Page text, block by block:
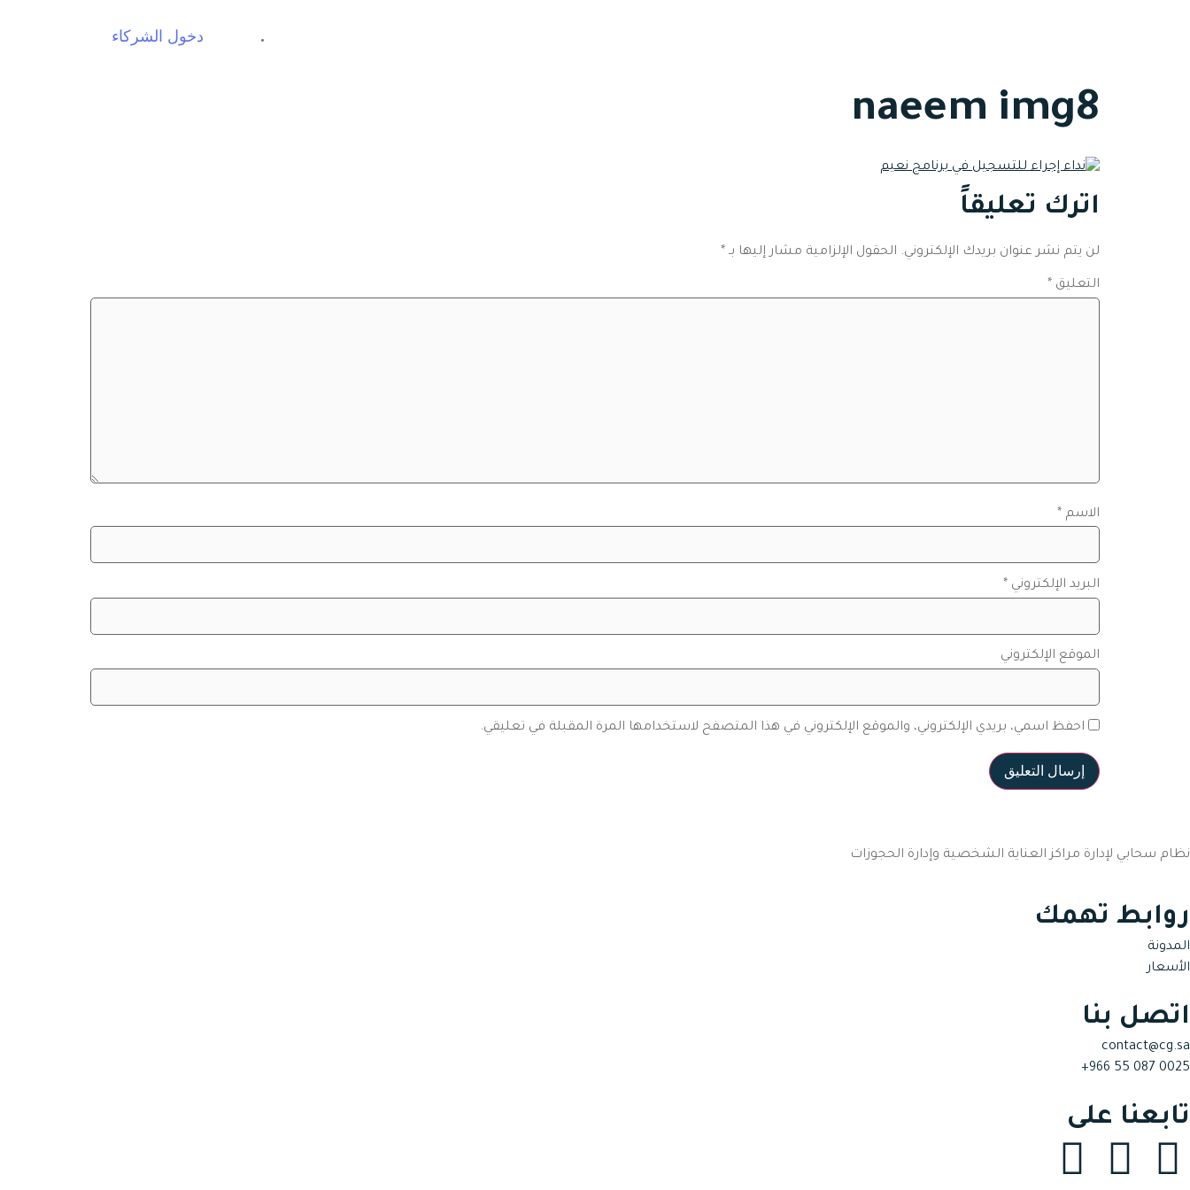
دخول الشركاء
naeem img8
اترك تعليقاً
لن يتم نشر عنوان بريدك الإلكتروني. الحقول الإلزامية مشار إليها بـ *
التعليق *
الاسم *
البريد الإلكتروني *
الموقع الإلكتروني
احفظ اسمي، بريدي الإلكتروني، والموقع الإلكتروني في هذا المتصفح لاستخدامها المرة المقبلة في تعليقي.
نظام سحابي لإدارة مراكز العناية الشخصية وإدارة الحجوزات
روابط تهمك
المدونة
الأسعار
اتصل بنا
contact@cg.sa
+966 55 087 0025
تابعنا على